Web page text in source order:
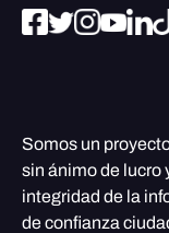
Somos un
sin ánimo de lucro
integridad de la
de confianza